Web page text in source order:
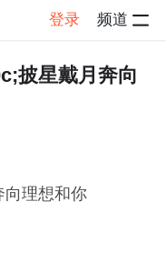
登录 频道
详情
披星戴月奔向
向理想和你